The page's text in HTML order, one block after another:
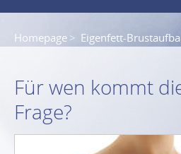
Homepage Eigenfett-
Für wen kommt
Frage?